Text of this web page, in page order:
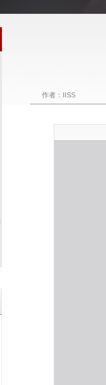
作者：IISS